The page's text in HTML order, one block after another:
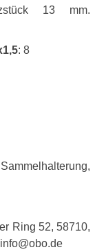
13 mm.
: 8
Ring 52, 58710,